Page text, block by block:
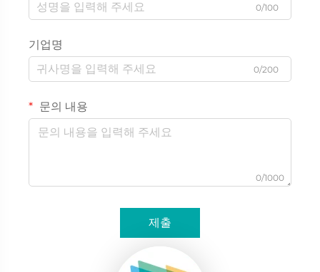
0/100
기업명
0/200
문의 내용
0/1000
제출